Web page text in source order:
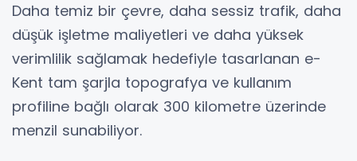
Daha temiz bir çevre, daha sessiz trafik, daha
düşük işletme maliyetleri ve daha yüksek
verimlilik sağlamak hedefiyle tasarlanan e-
Kent tam şarjla topografya ve kullanım
profiline bağlı olarak 300 kilometre üzerinde
menzil sunabiliyor.